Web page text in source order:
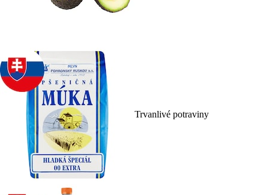
Trvanlivé potraviny